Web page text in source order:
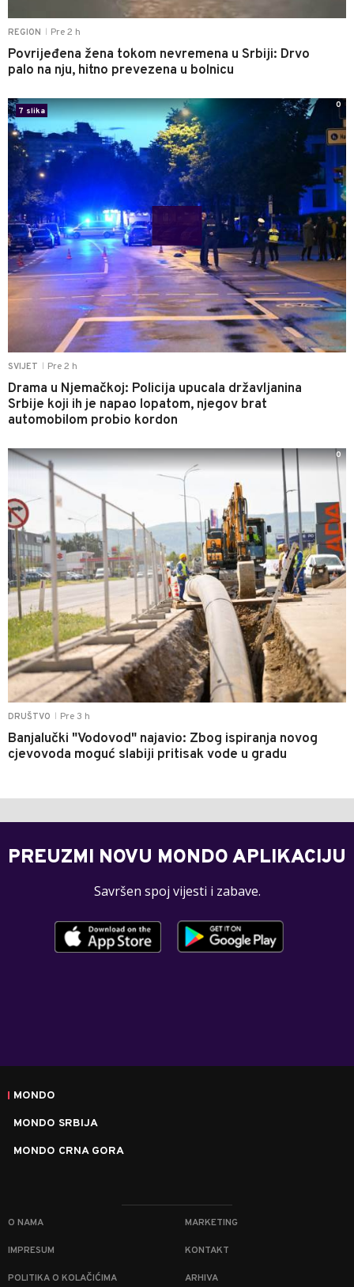
REGION Pre 2 h
Povrijeđena žena tokom nevremena u Srbiji: Drvo
palo na nju, hitno prevezena u bolnicu
SVIJET Pre 2 h
Drama u Njemačkoj: Policija upucala državljanina
Srbije koji ih je napao lopatom, njegov brat
automobilom probio kordon
7 slika
0
DRUŠTVO Pre 3 h
Banjalučki "Vodovod" najavio: Zbog ispiranja novog
cjevovoda moguć slabiji pritisak vode u gradu
0
PREUZMI NOVU MONDO APLIKACIJU
Savršen spoj vijesti i zabave.
MONDO
MONDO SRBIJA
MONDO CRNA GORA
O NAMA MARKETING
IMPRESUM KONTAKT
POLITIKA O KOLAČIĆIMA ARHIVA